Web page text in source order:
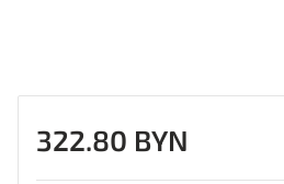
322.80 BYN